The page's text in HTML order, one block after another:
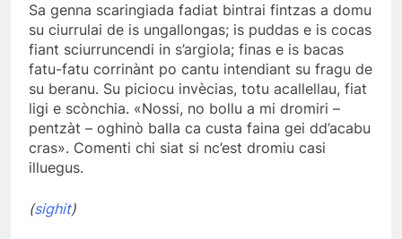
Sa genna scaringiada fadiat bintrai fintzas a domu
su ciurrulai de is ungallongas; is puddas e is cocas
fiant sciurruncendi in s’argiola; finas e is bacas
fatu-fatu corrinànt po cantu intendiant su fragu de
su beranu. Su piciocu invècias, totu acallellau, fiat
ligi e scònchia. «Nossi, no bollu a mi dromiri –
pentzàt – oghinò balla ca custa faina gei dd’acabu
cras». Comenti chi siat si nc’est dromiu casi
illuegus.
(sighit)